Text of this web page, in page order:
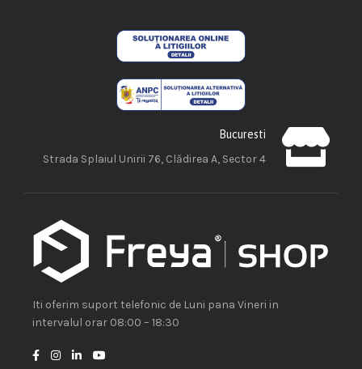
Bucuresti
Strada Splaiul Unirii 76, Clădirea A, Sector 4
Iti oferim suport telefonic de Luni pana Vineri in
intervalul orar 08:00 – 18:30